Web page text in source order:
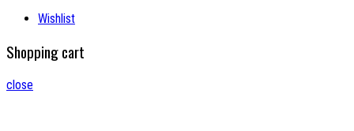
Wishlist
Shopping cart
close